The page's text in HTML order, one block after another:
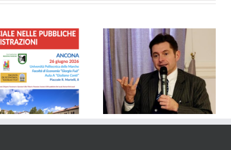
Solidarietà al Comune di Porto
Sant’Epidio per il tragico crollo
SICUREZZA – Dalla Regione
Marche 1,2 Milioni di euro ai
Comuni per Videosorveglianza
e Controllo del Territorio